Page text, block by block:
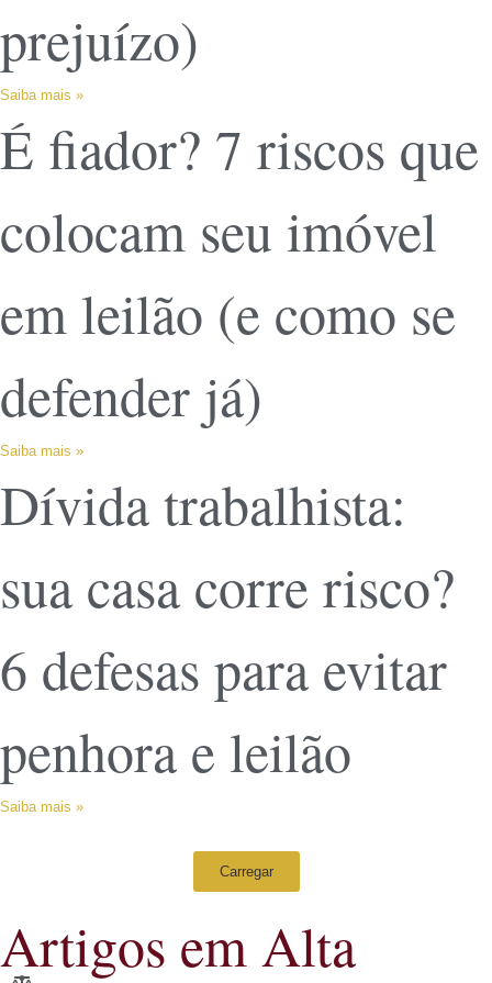
prejuízo)
Saiba mais »
É fiador? 7 riscos que
colocam seu imóvel
em leilão (e como se
defender já)
Saiba mais »
Dívida trabalhista:
sua casa corre risco?
6 defesas para evitar
penhora e leilão
Saiba mais »
Carregar
Artigos em Alta